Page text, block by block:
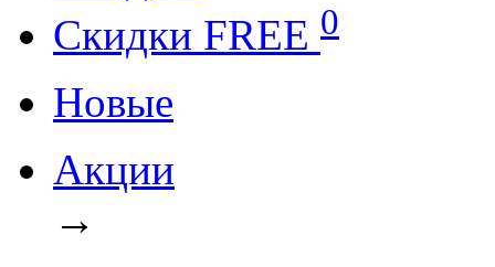
Cкидки FREE 0
Новые
Акции
→